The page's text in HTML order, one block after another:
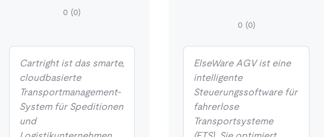
0 (0)
Cartright ist das smarte,
cloudbasierte
Transportmanagement-
System für Speditionen
und
0 (0)
ElseWare AGV ist eine
intelligente
Steuerungssoftware für
fahrerlose
Transportsysteme